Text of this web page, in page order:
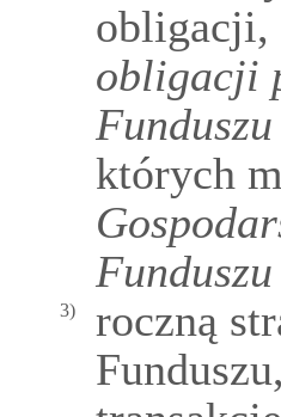
obligacji,
obligacji
Funduszu
których
Funduszu
3)
roczną